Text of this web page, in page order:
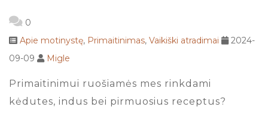
0
Apie motinystę, Primaitinimas, Vaikiški atradimai
2024-
09-09
Migle
Primaitinimui ruošiamės mes rinkdami
kėdutes, indus bei pirmuosius receptus?